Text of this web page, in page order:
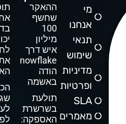
מי
אנחנו
תנאי
שימוש
מדיניות
ופרטיות
SLA
מאמרים
ההאקר
שחשף
100
מיליון
איש דרך
Snowflake
הודה
באשמה
תולעת
בשרשרת
האספקה: